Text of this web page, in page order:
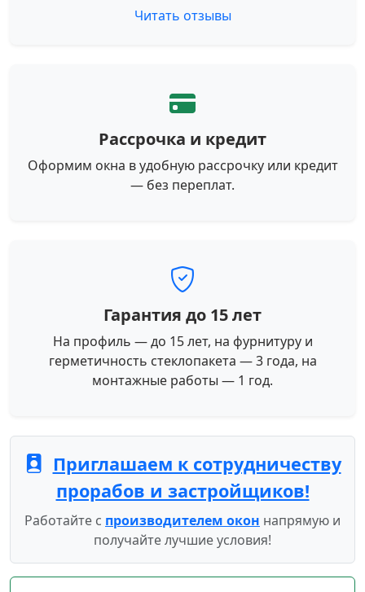
Читать отзывы
Рассрочка и кредит
Оформим окна в удобную рассрочку или кредит
— без переплат.
Гарантия до 15 лет
На профиль — до 15 лет, на фурнитуру и
герметичность стеклопакета — 3 года, на
монтажные работы — 1 год.
Приглашаем к сотрудничеству
прорабов и застройщиков!
Работайте с производителем окон напрямую и
получайте лучшие условия!